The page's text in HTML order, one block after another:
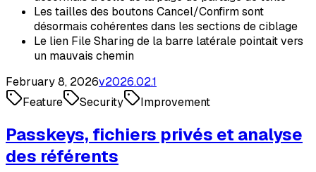
Les tailles des boutons Cancel/Confirm sont
désormais cohérentes dans les sections de ciblage
Le lien File Sharing de la barre latérale pointait vers
un mauvais chemin
February 8, 2026v2026.02.1
Feature
Security Improvement
Passkeys, fichiers privés et analyse
des référents